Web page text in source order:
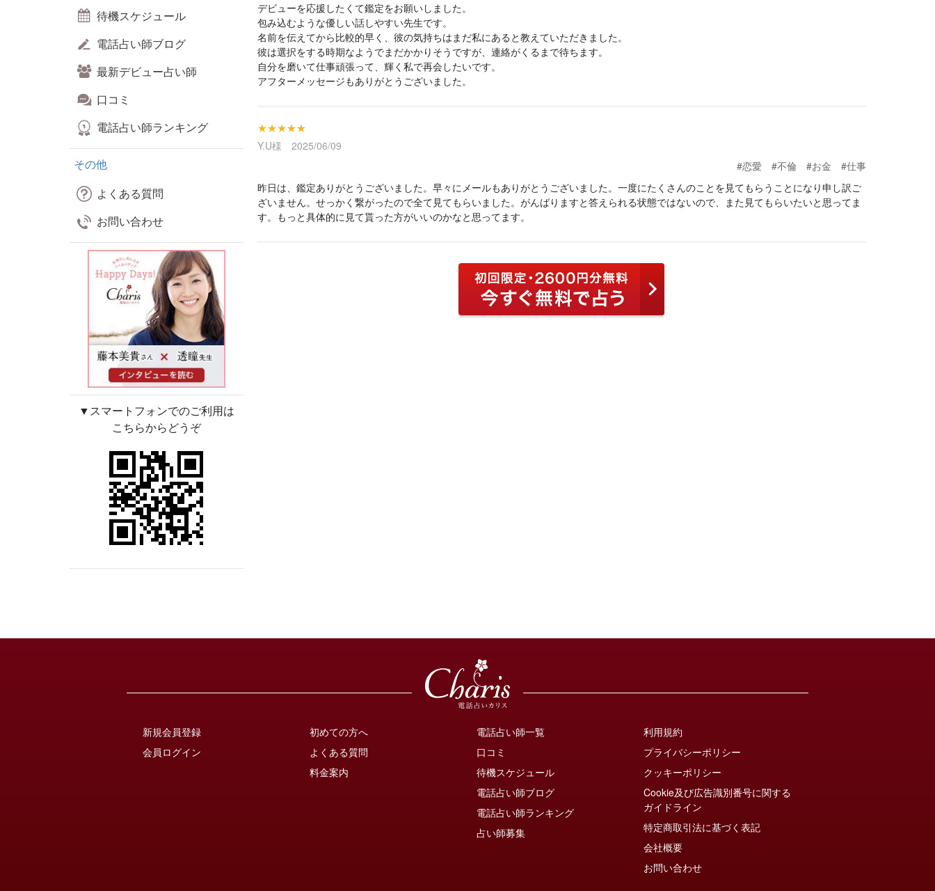
待機スケジュール
電話占い師ブログ
最新デビュー占い師
口コミ
電話占い師ランキング
その他
よくある質問
お問い合わせ
▼スマートフォンでのご利用は
こちらからどうぞ
デビューを応援したくて鑑定をお願いしました。
包み込むような優しい話しやすい先生です。
名前を伝えてから比較的早く、彼の気持ちはまだ私にあると教えていただきました。
彼は選択をする時期なようでまだかかりそうですが、連絡がくるまで待ちます。
自分を磨いて仕事頑張って、輝く私で再会したいです。
アフターメッセージもありがとうございました。
★★★★★
Y.U様 2025/06/09
#恋愛
#不倫 #お金
#仕事
昨日は、鑑定ありがとうございました。早々にメールもありがとうございました。一度にたくさんのことを見てもらうことになり申し訳ご
ざいません。せっかく繋がったので全て見てもらいました。がんばりますと答えられる状態ではないので、また見てもらいたいと思ってま
す。もっと具体的に見て貰った方がいいのかなと思ってます。
新規会員登録
会員ログイン
初めての方へ
よくある質問
料金案内
電話占い師一覧
口コミ
待機スケジュール
電話占い師ブログ
電話占い師ランキング
占い師募集
利用規約
プライバシーポリシー
クッキーポリシー
Cookie及び広告識別番号に関する
ガイドライン
特定商取引法に基づく表記
会社概要
お問い合わせ